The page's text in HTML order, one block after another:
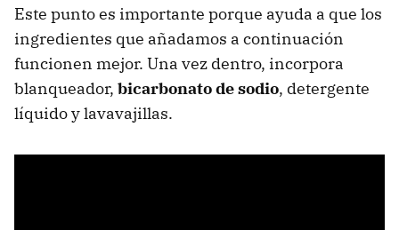
Este punto es importante porque ayuda a que los
ingredientes que añadamos a continuación
funcionen mejor. Una vez dentro, incorpora
blanqueador, bicarbonato de sodio, detergente
líquido y lavavajillas.